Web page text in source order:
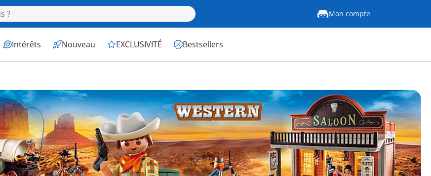
Mon compte
Intérêts Nouveau EXCLUSIVITÉ Bestsellers